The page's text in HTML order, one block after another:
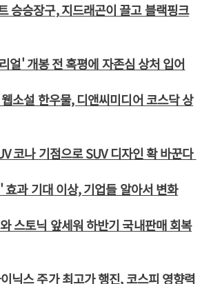
승승장구, 지드래곤이 끌고 블랙핑크
얼' 개봉 전 혹평에 자존심 상처 입어
소설 한우물, 디앤씨미디어 코스닥 상
코나 기점으로 SUV 디자인 확 바꾼다
과 기대 이상, 기업들 알아서 변화
스토닉 앞세워 하반기 국내판매 회복
닉스 주가 최고가 행진, 코스피 영향력